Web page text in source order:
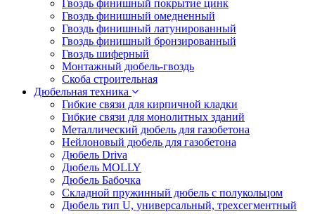
Гвоздь финишный покрытие цинк
Гвоздь финишный омедненный
Гвоздь финишный латунированный
Гвоздь финишный бронзированный
Гвоздь шиферный
Монтажный дюбель-гвоздь
Скоба строительная
Дюбельная техника
Гибкие связи для кирпичной кладки
Гибкие связи для монолитных зданий
Металлический дюбель для газобетона
Нейлоновый дюбель для газобетона
Дюбель Driva
Дюбель MOLLY
Дюбель Бабочка
Складной пружинный дюбель с полукольцом
Дюбель тип U, универсальный, трехсегментный